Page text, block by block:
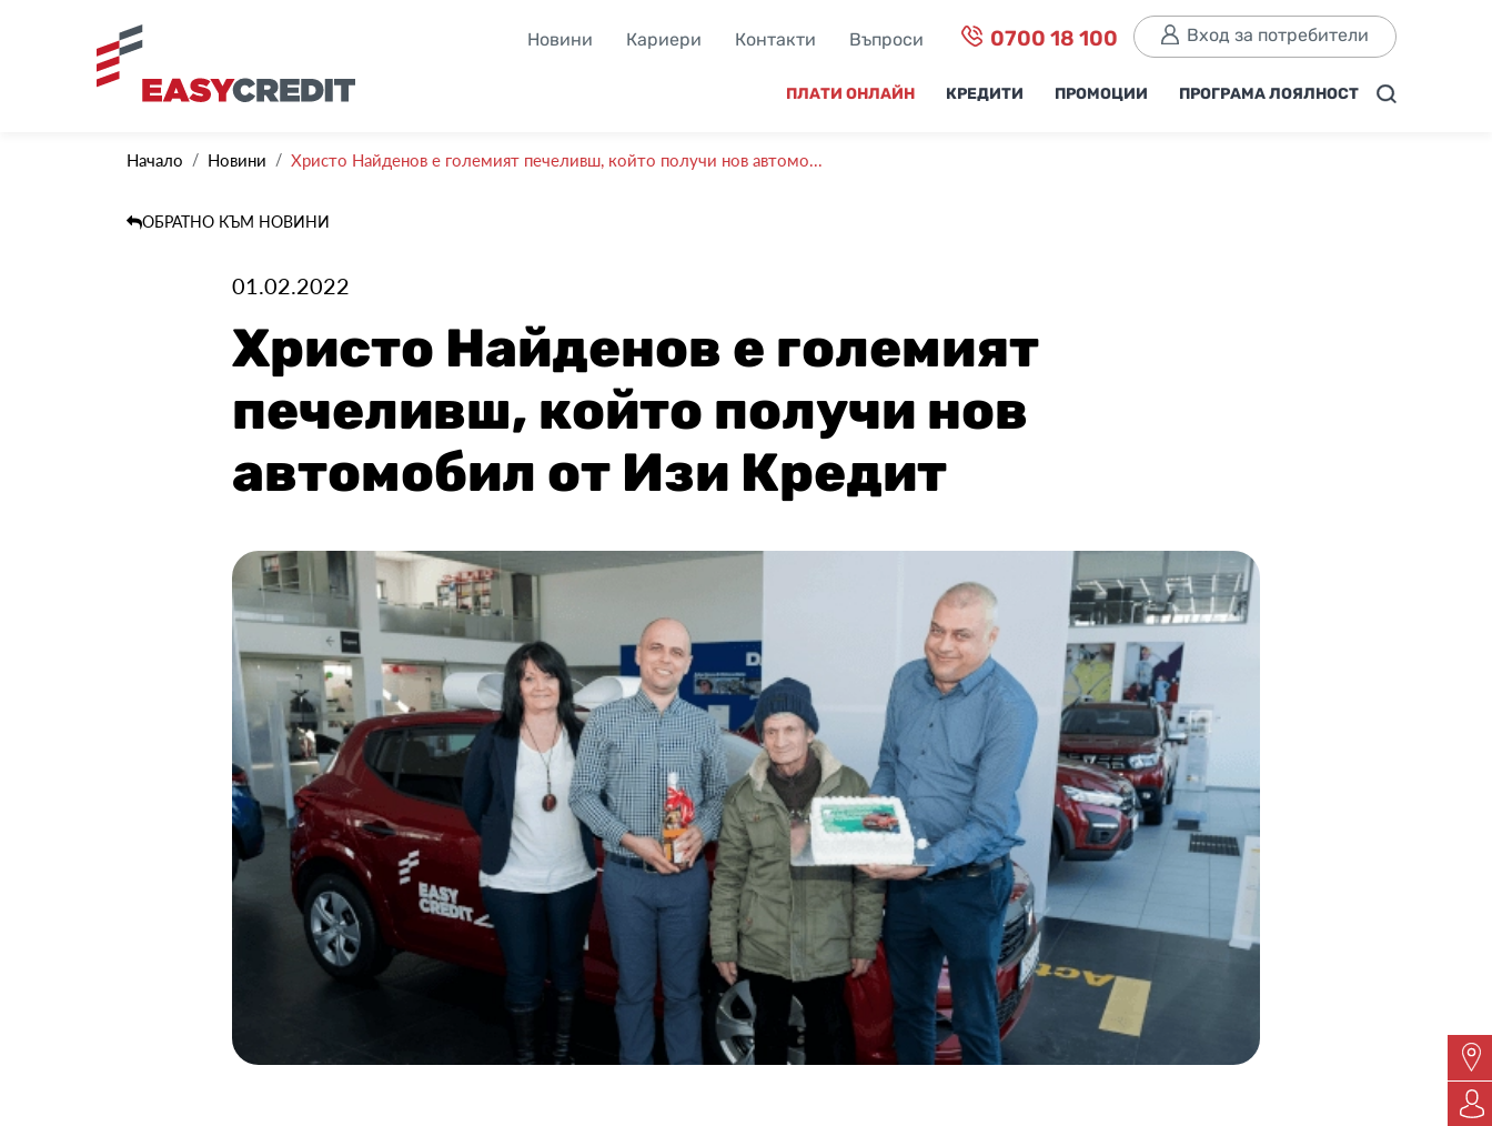
Новини Кариери Контакти Въпроси 0700 18 100 Вход за потребители
ПЛАТИ ОНЛАЙН КРЕДИТИ ПРОМОЦИИ ПРОГРАМА ЛОЯЛНОСТ
Начало Новини Христо Найденов е големият печеливш, който получи нов автомо...
ОБРАТНО КЪМ НОВИНИ
01.02.2022
Христо Найденов е големият
печеливш, който получи нов
автомобил от Изи Кредит